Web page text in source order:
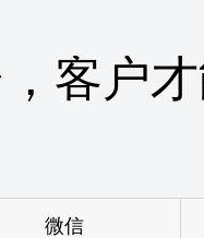
客户
微信